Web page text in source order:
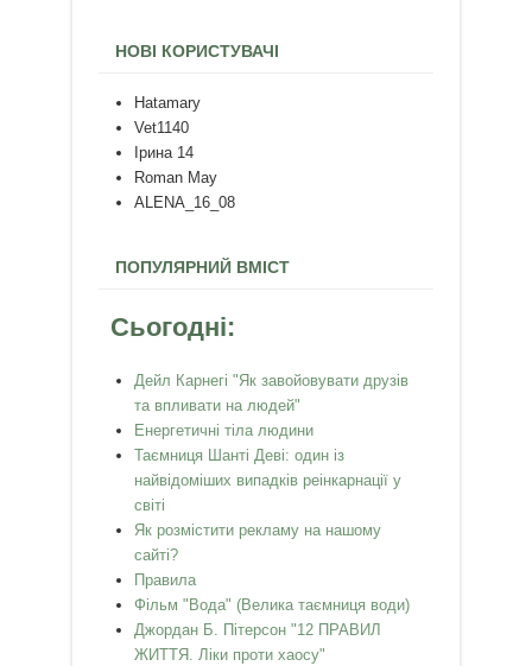
НОВІ КОРИСТУВАЧІ
Hatamary
Vet1140
Ірина 14
Roman May
ALENA_16_08
ПОПУЛЯРНИЙ ВМІСТ
Сьогодні:
Дейл Карнегі "Як завойовувати друзів
та впливати на людей"
Енергетичні тіла людини
Таємниця Шанті Деві: один із
найвідоміших випадків реінкарнації у
світі
Як розмістити рекламу на нашому
сайті?
Правила
Фільм "Вода" (Велика таємниця води)
Джордан Б. Пітерсон "12 ПРАВИЛ
ЖИТТЯ. Ліки проти хаосу"